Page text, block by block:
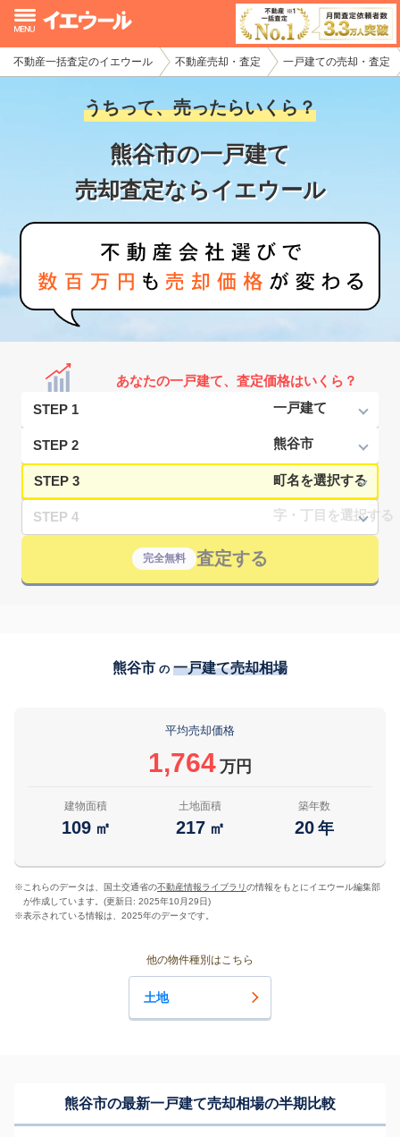
不動産一括査定のイエウール 不動産売却・査定 一戸建ての売却・査定
うちって、売ったらいくら？
熊谷市の一戸建て
売却査定ならイエウール
あなたの一戸建て、査定価格はいくら？
STEP 1
STEP 2
STEP 3
STEP 4
完全無料 査定する
熊谷市 の 一戸建て売却相場
平均売却価格
1,764 万円
建物面積
109 ㎡
土地面積
217 ㎡
築年数
20 年
※ これらのデータは、国土交通省の不動産情報ライブラリの情報をもとにイエウール編集部
が作成しています。(更新日: 2025年10月29日)
※表示されている情報は、2025年のデータです。
他の物件種別はこちら
土地
熊谷市の最新一戸建て売却相場の半期比較
イエウール加盟希望の不動産会社様
初めての方へ
不動産売却の流れ
不動産の売却・一括査定
家査定シミュレーター
お問い合わせ